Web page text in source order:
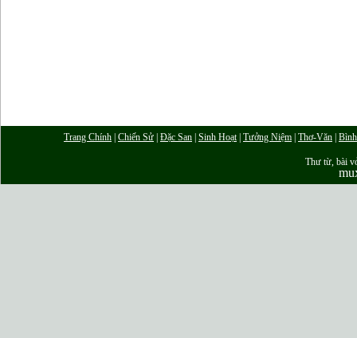
Trang Chính Chiến Sử Đặc San Sinh Hoạt| Tưởng Niệm Thơ-Văn
Thư từ, bài